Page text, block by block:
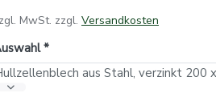
MwSt. zzgl. Versandkosten